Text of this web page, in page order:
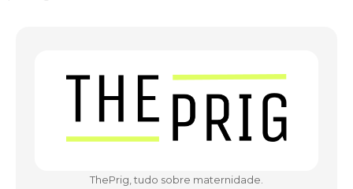
ThePrig, tudo sobre maternidade.